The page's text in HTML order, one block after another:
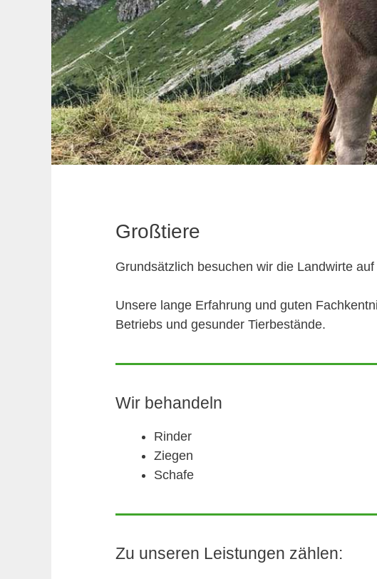
Großtiere
Grundsätzlich besuchen wir die Landwirte
Unsere lange Erfahrung und guten
Betriebs und gesunder Tierbestände.
Wir behandeln
Rinder
Ziegen
Schafe
Zu unseren Leistungen zählen: